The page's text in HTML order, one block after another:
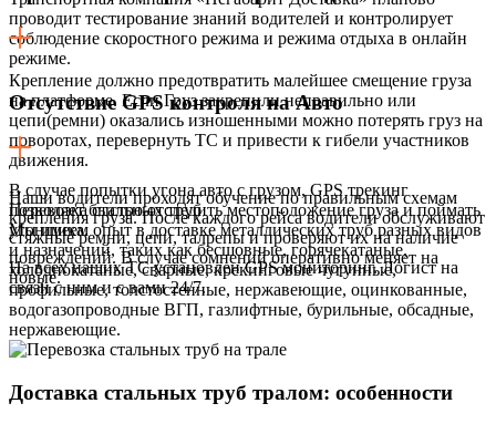
проводит тестирование знаний водителей и контролирует
соблюдение скоростного режима и режима отдыха в онлайн
режиме.
Крепление должно предотвратить малейшее смещение груза
на платформе. Если Груз закрепили неправильно или
цепи(ремни) оказались изношенными можно потерять груз на
поворотах, перевернуть ТС и привести к гибели участников
движения.
Наши водители проходят обучение по правильным схемам
крепления груза. После каждого рейса водители обслуживают
стяжные ремни, цепи, талрепы и проверяют их на наличие
повреждений. В случае сомнений оперативно меняет на
новые.
Отсутствие GPS контроля на Авто
В случае попытки угона авто с грузом, GPS трекинг
позволяет быстро отследить местоположение груза и поймать
угонщика.
На всех наших ТС установлен GPS мониторинг. Логист на
связи с ним и с вами 24/7.
Перевозка стальных труб
Мы имеем опыт в доставкеметаллических труб разных видов
и назначений, таких как бесшовные, горячекатаные,
холоднокатаные, сварные, крекинговые чугунные,
профильные, толстостенные, нержавеющие, оцинкованные,
водогазопроводные ВГП, газлифтные, бурильные, обсадные,
нержавеющие.
Доставка стальных труб тралом: особенности